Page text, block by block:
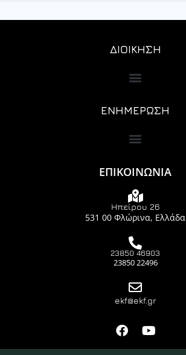
ΔΙΟΙΚΗΣΗ
ΕΝΗΜΕΡΩΣΗ
ΕΠΙΚΟΙΝΩΝΙΑ
Ηπείρου 26
531 00 Φλώρινα, Ελλάδα
23850 46903
23850 22496
ekf@ekf.gr